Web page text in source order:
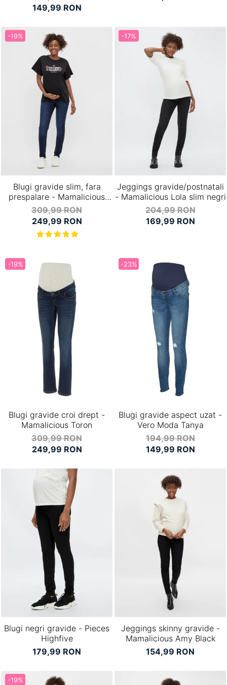
149,99 RON
-19%
Blugi gravide slim, fara
prespalare - Mamalicious
Dayton
309,99 RON
249,99 RON
-17%
Jeggings gravide/postnatali
- Mamalicious Lola slim negri
204,99 RON
169,99 RON
-19%
Blugi gravide croi drept -
Mamalicious Toron
309,99 RON
249,99 RON
-23%
Blugi gravide aspect uzat -
Vero Moda Tanya
194,99 RON
149,99 RON
Blugi negri gravide - Pieces
Highfive
179,99 RON
Jeggings skinny gravide -
Mamalicious Amy Black
154,99 RON
-19%